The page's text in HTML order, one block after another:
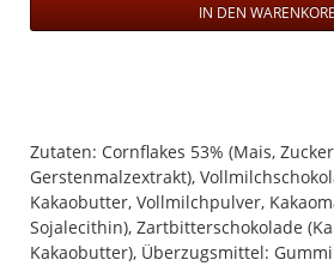
Zutaten: Cornflakes 53% (Mais,
Gerstenmalzextrakt),
Kakaobutter, Vollmilchpulver,
Sojalecithin), Zartbitterschokolade
Kakaobutter), Überzugsmittel: